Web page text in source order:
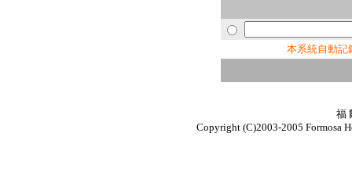
本系統自動記
福
Copyright (C)2003-2005 Formosa